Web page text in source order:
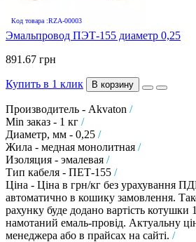
Код товара :RZA-00003
Эмальпровод ПЭТ-155 диаметр 0,25
891.67 грн
Купить в 1 клик В корзину
Производитель - Akvaton /
Min заказ - 1 кг /
Диаметр, мм - 0,25 /
Жила - медная монолитная /
Изоляция - эмалевая /
Тип кабеля - ПЕТ-155 /
Ціна - Ціна в грн/кг без урахування
автоматично в кошику замовлення.
рахунку буде додано вартість
намотаний емаль-провід. Актуальну
менеджера або в прайсах на сайті. /